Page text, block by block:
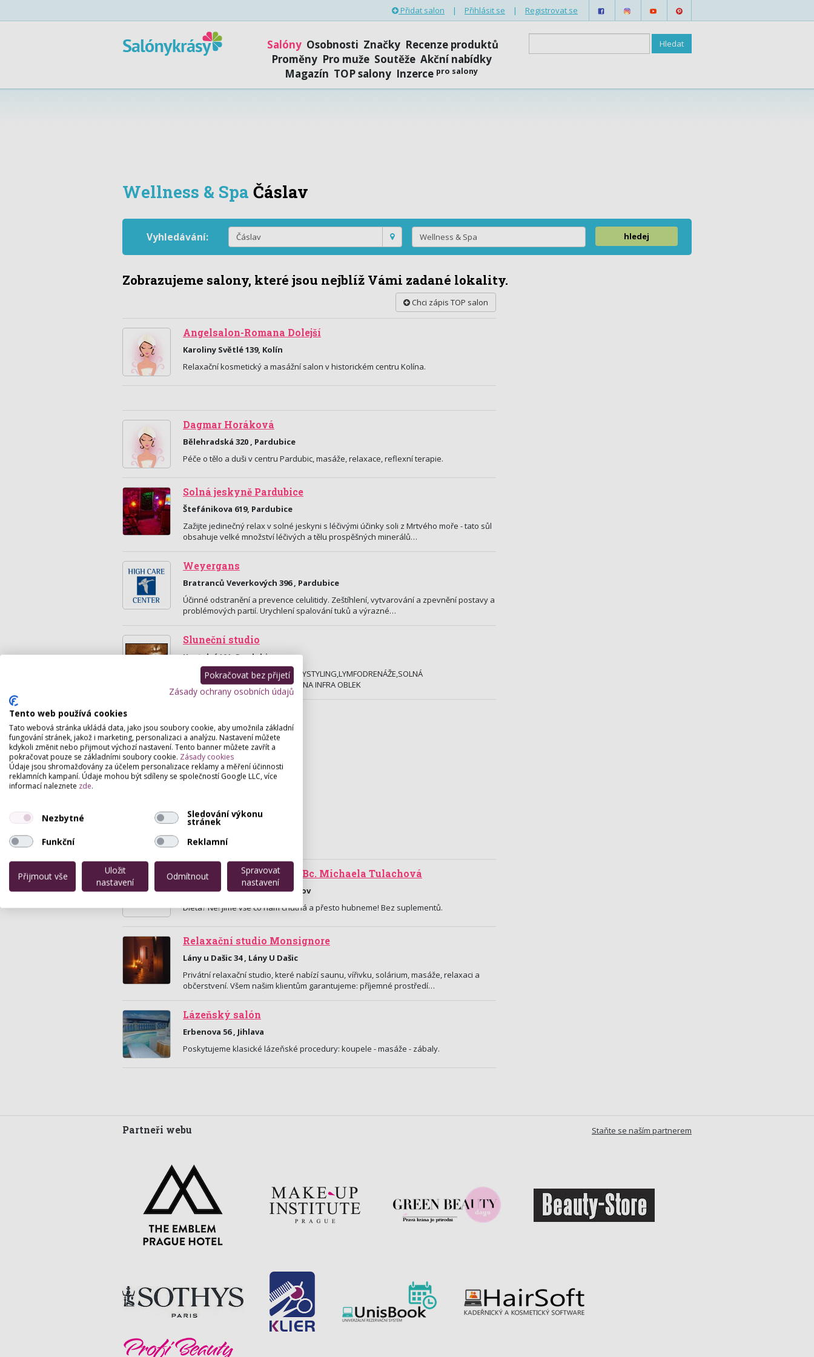
Přidat salon | Přihlásit se | Registrovat se
Salóny Osobnosti Značky Recenze produktů
Proměny Pro muže Soutěže Akční nabídky
Magazín TOP salony Inzerce pro salony
Wellness & Spa Čáslav
Vyhledávání: hledej
Zobrazujeme salony, které jsou nejblíž Vámi zadané lokality.
Chci zápis TOP salon
Angelsalon-Romana Dolejší
Karoliny Světlé 139, Kolín
Relaxační kosmetický a masážní salon v historickém centru Kolína.
Dagmar Horáková
Bělehradská 320 , Pardubice
Péče o tělo a duši v centru Pardubic, masáže, relaxace, reflexní terapie.
Solná jeskyně Pardubice
Štefánikova 619, Pardubice
Zažijte jedinečný relax v solné jeskyni s léčivými účinky soli z Mrtvého moře - tato sůl
obsahuje velké množství léčivých a tělu prospěšných minerálů…
Weyergans
Bratranců Veverkových 396 , Pardubice
Účinné odstranění a prevence celulitidy. Zeštíhlení, vytvarování a zpevnění postavy a
problémových partií. Urychlení spalování tuků a výrazné…
Sluneční studio
Kostelní 101, Pardubice
Relaxační studio-HUBNUTÍ....BODYSTYLING,LYMFODRENÁŽE,SOLNÁ
JESKYNĚ,SKOŘICOVÉ ZÁBALY,SAUNA INFRA OBLEK
Výživové poradenství - Bc. Michaela Tulachová
Masarykovo nám. 17 , Pelhřimov
Dieta? Ne! Jíme vše co nám chutná a přesto hubneme! Bez suplementů.
Relaxační studio Monsignore
Lány u Dašic 34 , Lány U Dašic
Privátní relaxační studio, které nabízí saunu, vířivku, solárium, masáže, relaxaci a
občerstvení. Všem našim klientům garantujeme: příjemné prostředí…
Lázeňský salón
Erbenova 56 , Jihlava
Poskytujeme klasické lázeňské procedury: koupele - masáže - zábaly.
Staňte se naším partnerem
Partneři webu
Pokračovat bez přijetí
Zásady ochrany osobních údajů
Tento web používá cookies
Tato webová stránka ukládá data, jako jsou soubory cookie, aby umožnila základní
fungování stránek, jakož i marketing, personalizaci a analýzu. Nastavení můžete
kdykoli změnit nebo přijmout výchozí nastavení. Tento banner můžete zavřít a
pokračovat pouze se základními soubory cookie. Zásady cookies
Údaje jsou shromažďovány za účelem personalizace reklamy a měření účinnosti
reklamních kampaní. Údaje mohou být sdíleny se společností Google LLC, více
informací naleznete zde.
Nezbytné Sledování výkonu
stránek
Funkční
Reklamní
Přijmout vše
Uložit
nastavení
Odmítnout
Spravovat
nastavení